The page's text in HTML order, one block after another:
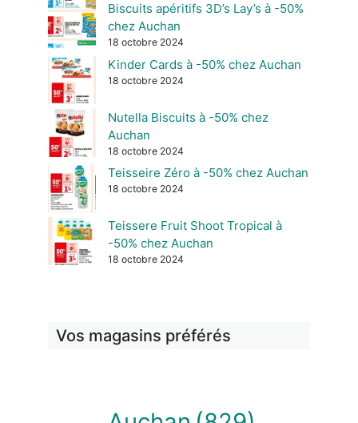
Biscuits apéritifs 3D’s Lay’s à -50%
chez Auchan
18 octobre 2024
Kinder Cards à -50% chez Auchan
18 octobre 2024
Nutella Biscuits à -50% chez
Auchan
18 octobre 2024
Teisseire Zéro à -50% chez Auchan
18 octobre 2024
Teissere Fruit Shoot Tropical à
-50% chez Auchan
18 octobre 2024
Vos magasins préférés